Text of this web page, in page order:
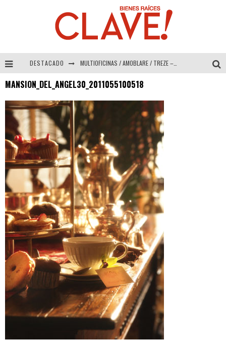
DESTACADO MULTIOFICINAS / AMOBLARE / TREZE – Especial Interiorismo & Decoración 2026
MANSION_DEL_ANGEL30_2011055100518